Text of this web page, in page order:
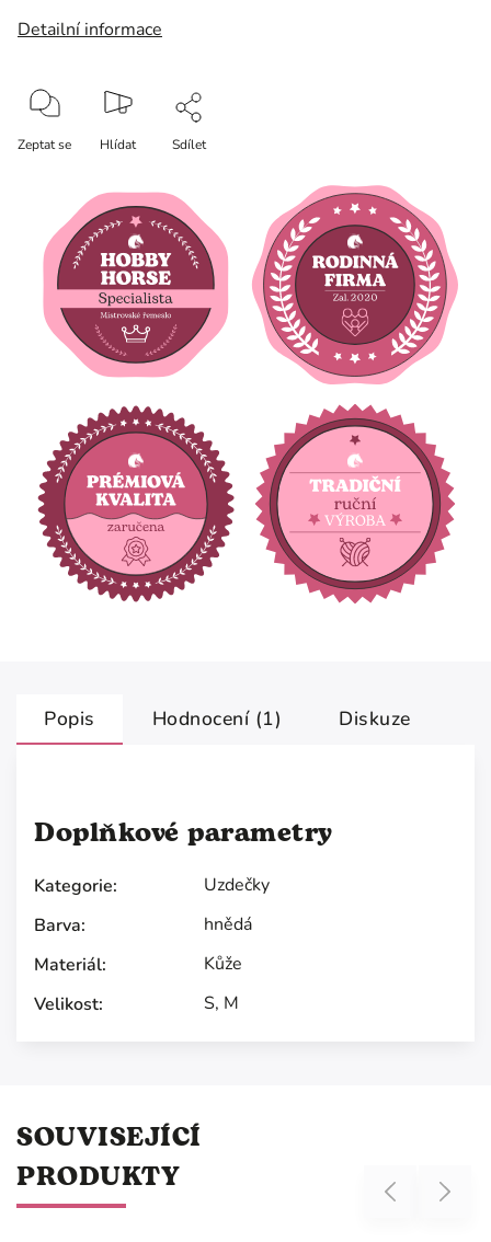
Detailní informace
Zeptat se Hlídat Sdílet
Popis Hodnocení (1) Diskuze
Doplňkové parametry
Kategorie:
Uzdečky
Barva:
hnědá
Materiál:
Kůže
Velikost: S, M
SOUVISEJÍCÍ
PRODUKTY
Previous Next